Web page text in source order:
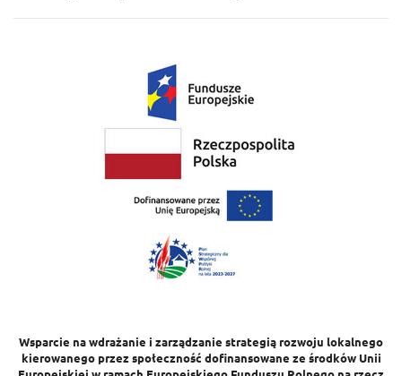
Wsparcie na wdrażanie i zarządzanie strategią rozwoju lokalnego
kierowanego przez społeczność dofinansowane ze środków Unii